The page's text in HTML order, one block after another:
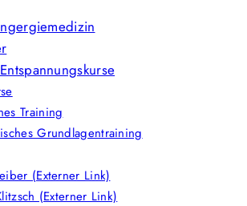
Training
Grundlagentraining
(Externer Link)
(Externer Link)